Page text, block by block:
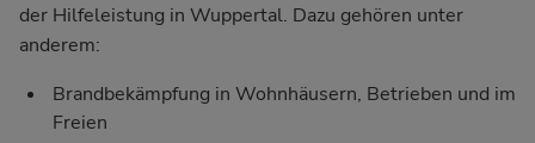
der Hilfeleistung in Wuppertal. Dazu gehören unter
anderem:
Brandbekämpfung in Wohnhäusern, Betrieben und im
Freien